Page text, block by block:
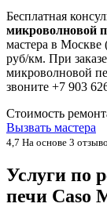
Бесплатная
микроволновой
мастера в
руб/км. При
микроволновой
звоните +7 903
Стоимость
Вызвать мастера
4,7 На основе 3
Услуги по
печи Caso